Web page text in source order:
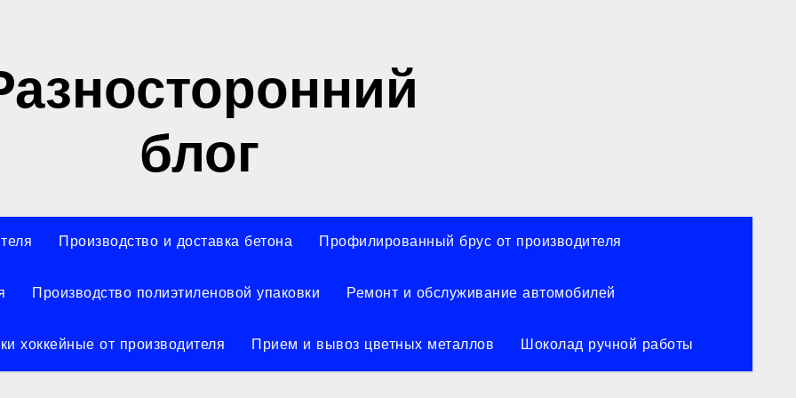
блог
Производство и доставка бетона Профилированный брус от производителя
Производство полиэтиленовой упаковки Ремонт и обслуживание автомобилей
хоккейные от производителя Прием и вывоз цветных металлов Шоколад ручной работы